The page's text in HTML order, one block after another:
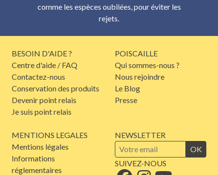
comme les espèces oubliées, pour éviter les
rejets.
BESOIN D'AIDE ?
Centre d'aide / FAQ
Contactez-nous
Conservation des produits
Devenir point relais
Je suis point relais
POISCAILLE
Qui sommes-nous ?
Nous rejoindre
Le Blog
Presse
MENTIONS LEGALES
Mentions légales
Informations
réglementaires
NEWSLETTER
OK
SUIVEZ-NOUS